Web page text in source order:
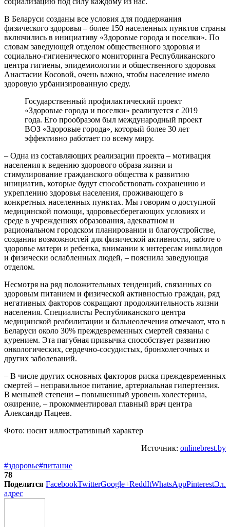
В Беларуси созданы все условия для поддержания
физического здоровья – более 150 населенных пунктов страны
включились в инициативу «Здоровые города и поселки». По
словам заведующей отделом общественного здоровья и
социально-гигиенического мониторинга Республиканского
центра гигиены, эпидемиологии и общественного здоровья
Анастасии Косовой, очень важно, чтобы население имело
здоровую урбанизированную среду.
Государственный профилактический проект
«Здоровые города и поселки» реализуется с 2019
года. Его прообразом был международный проект
ВОЗ «Здоровые города», который более 30 лет
эффективно работает по всему миру.
– Одна из составляющих реализации проекта – мотивация
населения к ведению здорового образа жизни и
стимулирование гражданского общества к развитию
инициатив, которые будут способствовать сохранению и
укреплению здоровья населения, проживающего в
конкретных населенных пунктах. Мы говорим о доступной
медицинской помощи, здоровьесберегающих условиях и
среде в учреждениях образования, адекватном и
рациональном городском планировании и благоустройстве,
создании возможностей для физической активности, заботе о
здоровье матери и ребенка, внимании к интересам инвалидов
и физически ослабленных людей, – пояснила заведующая
отделом.
Несмотря на ряд положительных тенденций, связанных со
здоровым питанием и физической активностью граждан, ряд
негативных факторов сокращают продолжительность жизни
населения. Специалисты Республиканского центра
медицинской реабилитации и бальнеолечения отмечают, что в
Беларуси около 30% преждевременных смертей связаны с
курением. Эта пагубная привычка способствует развитию
онкологических, сердечно-сосудистых, бронхолегочных и
других заболеваний.
– В числе других основных факторов риска преждевременных
смертей – неправильное питание, артериальная гипертензия.
В меньшей степени – повышенный уровень холестерина,
ожирение, – прокомментировал главный врач центра
Александр Пацеев.
Фото: носит иллюстративный характер
Источник: onlinebrest.by
#здоровье#питание
78
Поделится FacebookTwitterGoogle+ReddItWhatsAppPinterestЭл.
адрес